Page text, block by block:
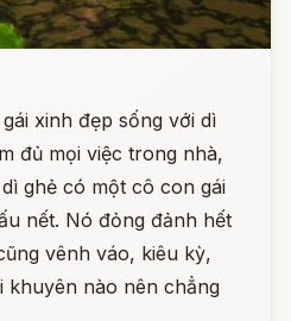
xinh đẹp sống với dì
đủ mọi việc trong nhà,
ghẻ có một cô con gái
nết. Nó đỏng đảnh hết
vênh váo, kiêu kỳ,
khuyên nào nên chẳng